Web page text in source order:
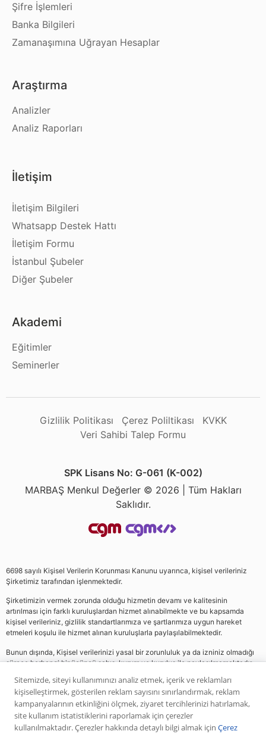
Şifre İşlemleri
Banka Bilgileri
Zamanaşımına Uğrayan Hesaplar
Araştırma
Analizler
Analiz Raporları
İletişim
İletişim Bilgileri
Whatsapp Destek Hattı
İletişim Formu
İstanbul Şubeler
Diğer Şubeler
Akademi
Eğitimler
Seminerler
Gizlilik Politikası Çerez Poliltikası
KVKK
Veri Sahibi Talep Formu
SPK Lisans No: G-061 (K-002)
MARBAŞ Menkul Değerler © 2026 | Tüm Hakları
Saklıdır.
6698 sayılı Kişisel Verilerin Korunması Kanunu uyarınca, kişisel verileriniz
Şirketimiz tarafından işlenmektedir.
Şirketimizin vermek zorunda olduğu hizmetin devamı ve kalitesinin
artırılması için farklı kuruluşlardan hizmet alınabilmekte ve bu kapsamda
kişisel verileriniz, gizlilik standartlarımıza ve şartlarımıza uygun hareket
etmeleri koşulu ile hizmet alınan kuruluşlarla paylaşılabilmektedir.
Bunun dışında, Kişisel verilerinizi yasal bir zorunluluk ya da izniniz olmadığı
sürece herhangi bir üçüncü şahıs, kurum ve kuruluş ile paylaşılmamaktadır.
Web sitemizde yer alan analiz, yorum ve tavsiyeler yatırım danışmanlığı
kapsamında değildir. Bu tavsiyeler genel nitelikte olup, özel olarak sizin mali
durumunuz ile risk ve getiri tercihlerinize uygun olarak hazırlanmamıştır. Bu
Sitemizde, siteyi kullanımınızı analiz etmek, içerik ve reklamları
kişiselleştirmek, gösterilen reklam sayısını sınırlandırmak, reklam
kampanyalarının etkinliğini ölçmek, ziyaret tercihlerinizi hatırlamak,
site kullanım istatistiklerini raporlamak için çerezler
kullanılmaktadır. Çerezler hakkında detaylı bilgi almak için Çerez